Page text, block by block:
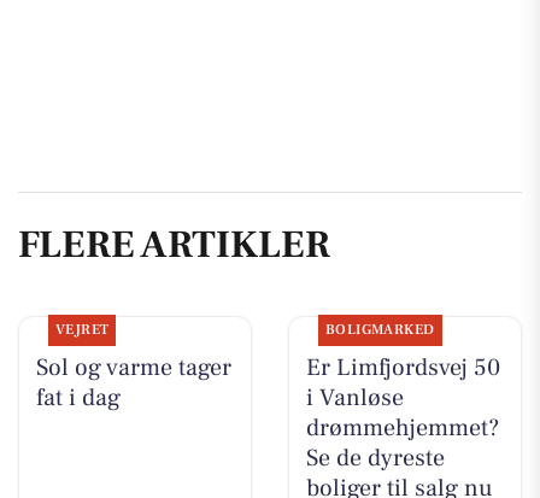
FLERE ARTIKLER
VEJRET
Sol og varme tager
fat i dag
BOLIGMARKED
Er Limfjordsvej 50
i Vanløse
drømmehjemmet?
Se de dyreste
boliger til salg nu